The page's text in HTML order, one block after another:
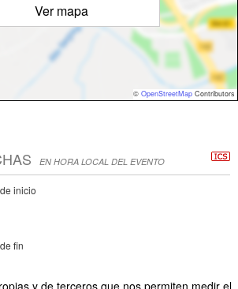
y de terceros que nos permiten medir el
Ver mapa
© OpenStreetMap Contributors
EN HORA LOCAL DEL EVENTO
inicio
fin